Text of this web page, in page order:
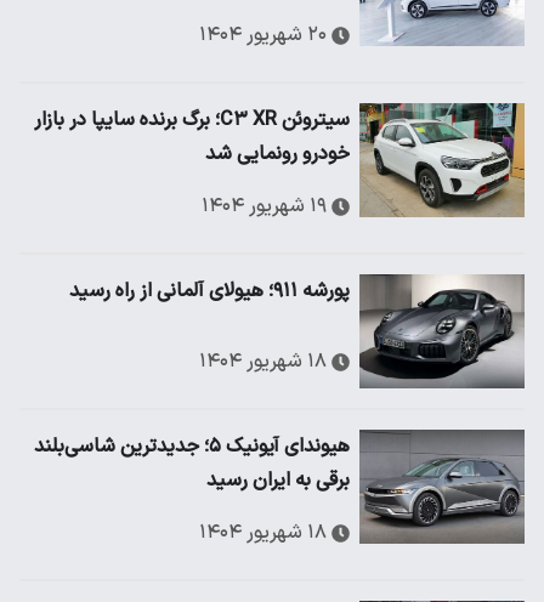
۲۰ شهریور ۱۴۰۴
سیتروئن C۳ XR؛ برگ برنده سایپا در بازار
خودرو رونمایی شد
۱۹ شهریور ۱۴۰۴
پورشه ۹۱۱؛ هیولای آلمانی از راه رسید
۱۸ شهریور ۱۴۰۴
هیوندای آیونیک ۵؛ جدیدترین شاسی‌بلند
برقی به ایران رسید
۱۸ شهریور ۱۴۰۴